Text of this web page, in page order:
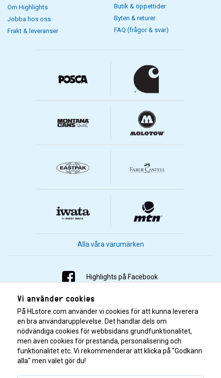
Om Highlights
Jobba hos oss
Frakt & leveranser
Butik & öppettider
Byten & returer
FAQ (frågor & svar)
Alla våra varumärken
Highlights på Facebook
Highlights på Instagram
Highlights på Youtube
Highlights på Tiktok
Vi använder cookies
På HLstore.com använder vi cookies för att kunna leverera
en bra användarupplevelse. Det handlar dels om
nödvändiga cookies för webbsidans grundfunktionalitet,
men även cookies för prestanda, personalisering och
funktionalitet etc. Vi rekommenderar att klicka på "Godkänn
alla" men valet gör du!